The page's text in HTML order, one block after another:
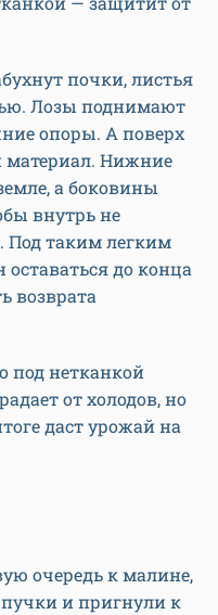
почки, листья
Лозы поднимают
опоры. А поверх
материал. Нижние
а боковины
внутрь не
Под таким легким
до конца
возврата
под нетканкой
от холодов, но
даст урожай на
очередь к малине,
и пригнули к